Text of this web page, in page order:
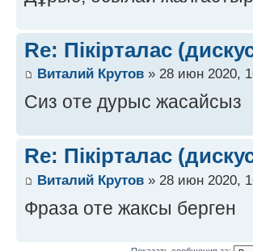
Re: Пікірталас
Виталий Крутов » 28 июн 2020,
Сиз оте дурыс жасайсыз
Re: Пікірталас
Виталий Крутов » 28 июн 2020,
Фраза оте жаксы берген